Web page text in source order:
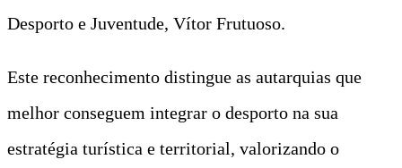
Desporto e Juventude, Vítor Frutuoso.
Este reconhecimento distingue as autarquias que
melhor conseguem integrar o desporto na sua
estratégia turística e territorial, valorizando o